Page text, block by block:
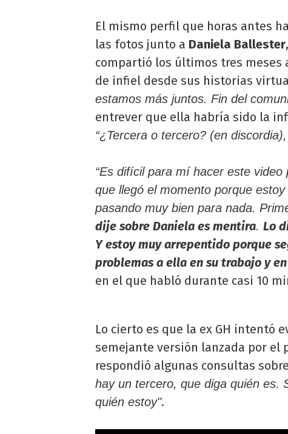
El mismo perfil que horas antes
las fotos junto a Daniela Ballester
compartió los últimos tres meses
de infiel desde sus historias
estamos más juntos. Fin del
entrever que ella habría sido la
“¿Tercera o tercero? (en
“Es difícil para mí hacer este
que llegó el momento porque
pasando muy bien para nada.
dije sobre Daniela es mentira. Lo
Y estoy muy arrepentido porque
problemas a ella en su trabajo y
en el que habló durante casi 10
Lo cierto es que la ex GH intentó
semejante versión lanzada por el
respondió algunas consultas
hay un tercero, que diga quién es.
quién estoy".